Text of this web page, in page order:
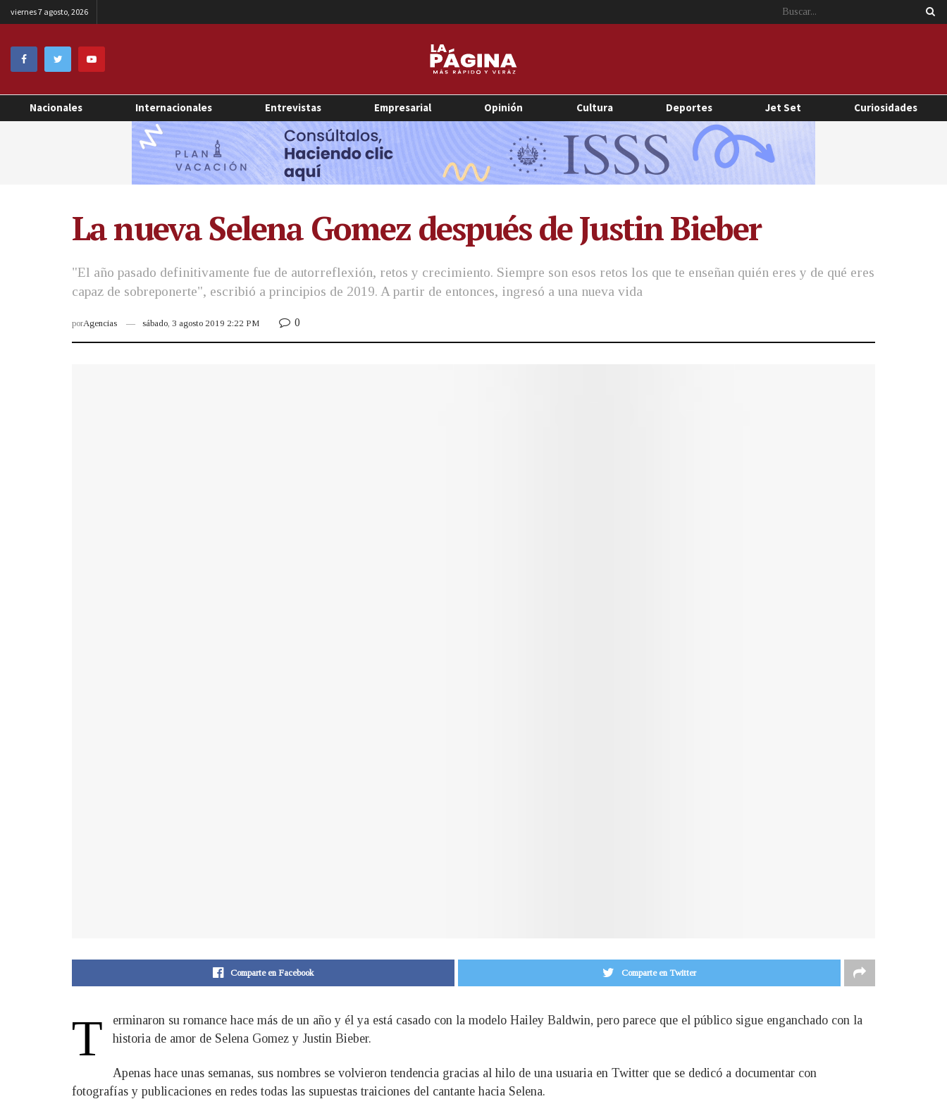
viernes 7 agosto, 2026
Nacionales Internacionales Entrevistas Empresarial Opinión Cultura Deportes Jet Set Curiosidades
La nueva Selena Gomez después de Justin Bieber
"El año pasado definitivamente fue de autorreflexión, retos y crecimiento. Siempre son esos retos los que te enseñan quién eres y de qué eres
capaz de sobreponerte", escribió a principios de 2019. A partir de entonces, ingresó a una nueva vida
porAgencias sábado, 3 agosto 2019 2:22 PM 0
Comparte en Facebook Comparte en Twitter
T
erminaron su romance hace más de un año y él ya está casado con la modelo Hailey Baldwin, pero parece que el público sigue enganchado con la
historia de amor de Selena Gomez y Justin Bieber.
Apenas hace unas semanas, sus nombres se volvieron tendencia gracias al hilo de una usuaria en Twitter que se dedicó a documentar con
fotografías y publicaciones en redes todas las supuestas traiciones del cantante hacia Selena.